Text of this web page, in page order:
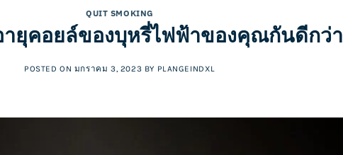
QUIT SMOKING
ายุคอยล์ของบุหรี่ไฟฟ้าของคุณกันดีกว่า
POSTED ON มกราคม 3, 2023 BY PLANGEINDXL